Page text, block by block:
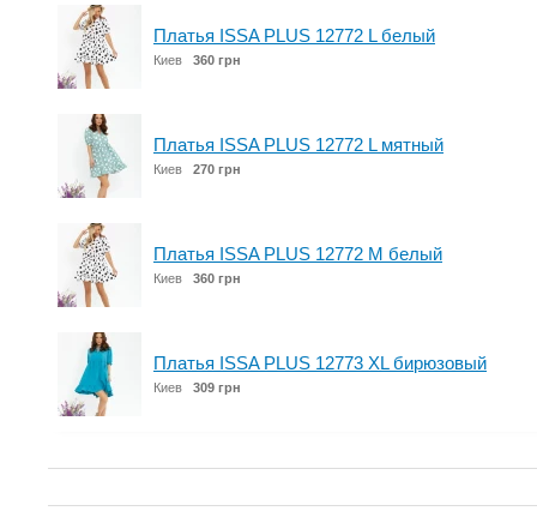
Платья ISSA PLUS 12772 L белый
Киев 360 грн
Платья ISSA PLUS 12772 L мятный
Киев 270 грн
Платья ISSA PLUS 12772 M белый
Киев 360 грн
Платья ISSA PLUS 12773 XL бирюзовый
Киев 309 грн